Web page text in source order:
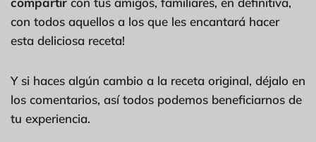
con todos aquellos a los que les encantará hacer
esta deliciosa receta!
Y si haces algún cambio a la receta original, déjalo en
los comentarios, así todos podemos beneficiarnos de
tu experiencia.